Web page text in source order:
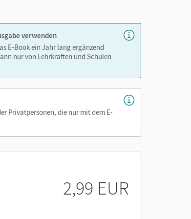
verwenden
E-Book ein Jahr lang ergänzend
nur von Lehrkräften und Schulen
Privatpersonen, die nur mit dem E-
2,99 EUR